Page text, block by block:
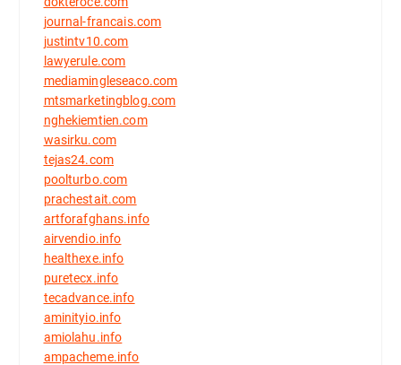
journal-francais.com
justintv10.com
lawyerule.com
mediamingleseaco.com
mtsmarketingblog.com
nghekiemtien.com
wasirku.com
tejas24.com
poolturbo.com
prachestait.com
artforafghans.info
airvendio.info
healthexe.info
puretecx.info
tecadvance.info
aminityio.info
amiolahu.info
ampacheme.info